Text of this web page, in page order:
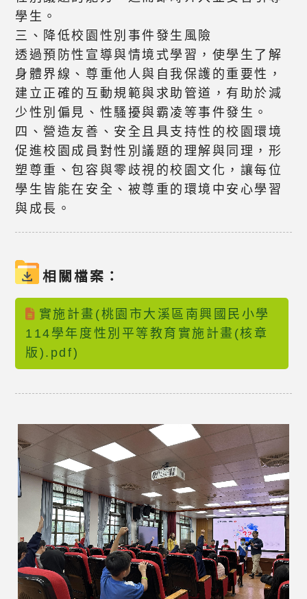
學生。
三、降低校園性別事件發生風險
透過預防性宣導與情境式學習，使學生了解
身體界線、尊重他人與自我保護的重要性，
建立正確的互動規範與求助管道，有助於減
少性別偏見、性騷擾與霸凌等事件發生。
四、營造友善、安全且具支持性的校園環境
促進校園成員對性別議題的理解與同理，形
塑尊重、包容與零歧視的校園文化，讓每位
學生皆能在安全、被尊重的環境中安心學習
與成長。
相關檔案：
實施計畫(桃園市大溪區南興國民小學
114學年度性別平等教育實施計畫(核章
版).pdf)